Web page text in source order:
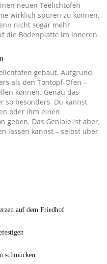
neuen Teelichtofen
wirklich spüren zu können,
nicht sogar mehr
die Bodenplatte im Inneren
gebaut. Aufgrund
als den Tontopf-Ofen –
können. Genau das
so besonders. Du kannst
oder ihm einen
geben. Das Geniale ist aber,
lassen kannst – selbst über
auf dem Friedhof
schmücken